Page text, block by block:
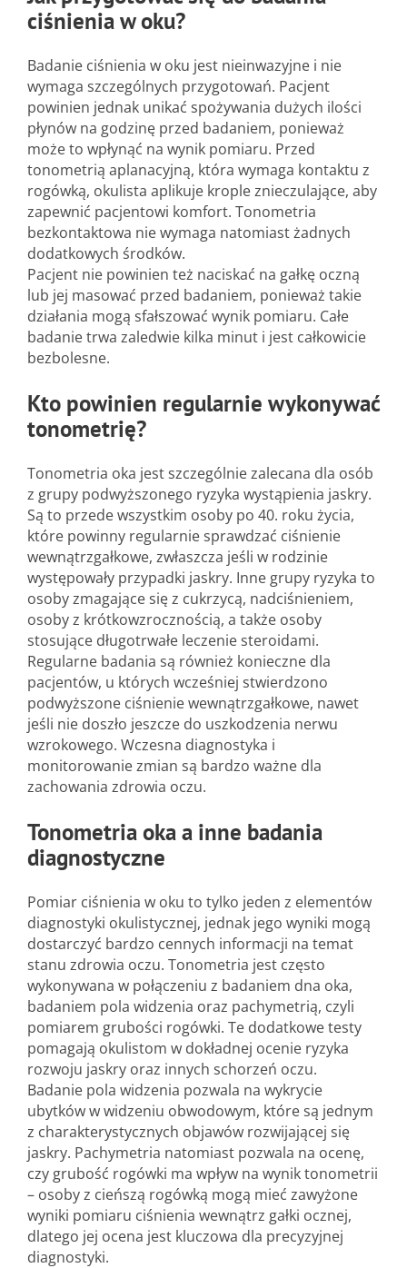
ciśnienia w oku?
Badanie ciśnienia w oku jest nieinwazyjne i nie
wymaga szczególnych przygotowań. Pacjent
powinien jednak unikać spożywania dużych ilości
płynów na godzinę przed badaniem, ponieważ
może to wpłynąć na wynik pomiaru. Przed
tonometrią aplanacyjną, która wymaga kontaktu z
rogówką, okulista aplikuje krople znieczulające, aby
zapewnić pacjentowi komfort. Tonometria
bezkontaktowa nie wymaga natomiast żadnych
dodatkowych środków.
Pacjent nie powinien też naciskać na gałkę oczną
lub jej masować przed badaniem, ponieważ takie
działania mogą sfałszować wynik pomiaru. Całe
badanie trwa zaledwie kilka minut i jest całkowicie
bezbolesne.
Kto powinien regularnie wykonywać
tonometrię?
Tonometria oka jest szczególnie zalecana dla osób
z grupy podwyższonego ryzyka wystąpienia jaskry.
Są to przede wszystkim osoby po 40. roku życia,
które powinny regularnie sprawdzać ciśnienie
wewnątrzgałkowe, zwłaszcza jeśli w rodzinie
występowały przypadki jaskry. Inne grupy ryzyka to
osoby zmagające się z cukrzycą, nadciśnieniem,
osoby z krótkowzrocznością, a także osoby
stosujące długotrwałe leczenie steroidami.
Regularne badania są również konieczne dla
pacjentów, u których wcześniej stwierdzono
podwyższone ciśnienie wewnątrzgałkowe, nawet
jeśli nie doszło jeszcze do uszkodzenia nerwu
wzrokowego. Wczesna diagnostyka i
monitorowanie zmian są bardzo ważne dla
zachowania zdrowia oczu.
Tonometria oka a inne badania
diagnostyczne
Pomiar ciśnienia w oku to tylko jeden z elementów
diagnostyki okulistycznej, jednak jego wyniki mogą
dostarczyć bardzo cennych informacji na temat
stanu zdrowia oczu. Tonometria jest często
wykonywana w połączeniu z badaniem dna oka,
badaniem pola widzenia oraz pachymetrią, czyli
pomiarem grubości rogówki. Te dodatkowe testy
pomagają okulistom w dokładnej ocenie ryzyka
rozwoju jaskry oraz innych schorzeń oczu.
Badanie pola widzenia pozwala na wykrycie
ubytków w widzeniu obwodowym, które są jednym
z charakterystycznych objawów rozwijającej się
jaskry. Pachymetria natomiast pozwala na ocenę,
czy grubość rogówki ma wpływ na wynik tonometrii
– osoby z cieńszą rogówką mogą mieć zawyżone
wyniki pomiaru ciśnienia wewnątrz gałki ocznej,
dlatego jej ocena jest kluczowa dla precyzyjnej
diagnostyki.